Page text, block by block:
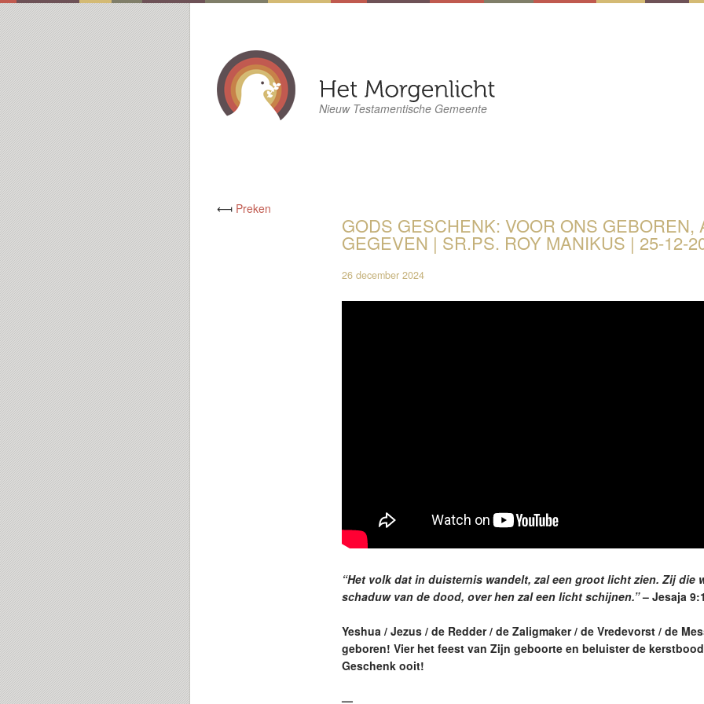
Nieuw Testamentische Gemeente
⟻ Preken
GODS GESCHENK: VOOR ONS GEBOREN,
GEGEVEN | SR.PS. ROY MANIKUS | 25-12-
26 december 2024
“Het volk dat in duisternis wandelt, zal een groot licht zien. Zij die
schaduw van de dood, over hen zal een licht schijnen.”– Jesaja 9:1
Yeshua / Jezus / de Redder / de Zaligmaker / de Vredevorst / de
geboren! Vier het feest van Zijn geboorte en beluister de
Geschenk ooit!
—